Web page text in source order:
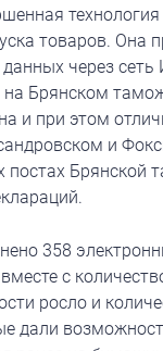
товаров. Она
через сеть
Брянском
и при этом
и
постах
358
с
росло и
дали